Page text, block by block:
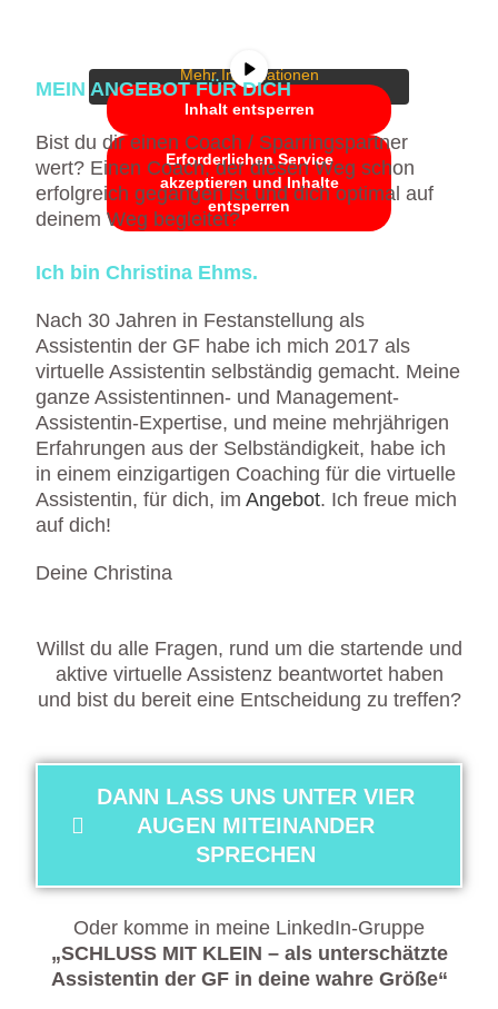
Mehr Informationen
Inhalt entsperren
Erforderlichen Service
akzeptieren und Inhalte
entsperren
MEIN ANGEBOT FÜR DICH
Bist du dir einen Coach / Sparringspartner
wert? Einen Coach, der diesen Weg schon
erfolgreich gegangen ist und dich optimal auf
deinem Weg begleitet?
Ich bin Christina Ehms.
Nach 30 Jahren in Festanstellung als
Assistentin der GF habe ich mich 2017 als
virtuelle Assistentin selbständig gemacht. Meine
ganze Assistentinnen- und Management-
Assistentin-Expertise, und meine mehrjährigen
Erfahrungen aus der Selbständigkeit, habe ich
in einem einzigartigen Coaching für die virtuelle
Assistentin, für dich, imAngebot. Ich freue mich
auf dich!
Deine Christina
Willst du alle Fragen, rund um die startende und
aktive virtuelle Assistenz beantwortet haben
und bist du bereit eine Entscheidung zu treffen?
DANN LASS UNS UNTER VIER
AUGEN MITEINANDER
SPRECHEN
Oder komme in meine LinkedIn-Gruppe
„SCHLUSS MIT KLEIN – als unterschätzte
Assistentin der GF in deine wahre Größe“